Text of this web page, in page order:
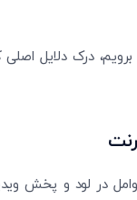
برویم، درک دلایل
در لود و پخش